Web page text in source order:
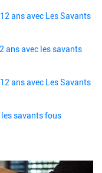
ans avec Les Savants
ans avec les savants
ans avec Les Savants
savants fous